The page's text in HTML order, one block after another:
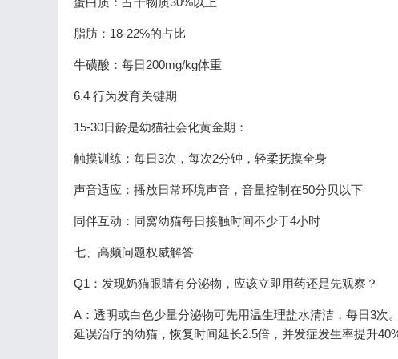
脂肪：18-22%的占比
牛磺酸：每日200mg/kg体重
6.4 行为发育关键期
15-30日龄是幼猫社会化黄金期：
触摸训练：每日3次，每次2分钟，轻柔抚摸全身
声音适应：播放日常环境声音，音量控制在50分贝以下
同伴互动：同窝幼猫每日接触时间不少于4小时
七、高频问题权威解答
Q1：发现奶猫眼睛有分泌物，应该立即用药还是先观察？
A：透明或白色少量分泌物可先用温生理盐水清洁，每日3
延误治疗的幼猫，恢复时间延长2.5倍，并发症发生率提升40%